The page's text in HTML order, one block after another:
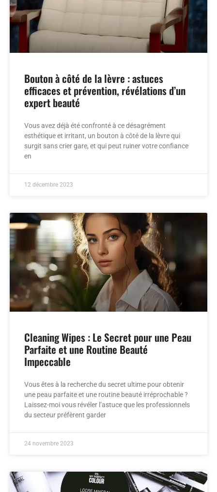
Bouton à côté de la lèvre : astuces
efficaces et prévention, révélations d’un
expert beauté
Vous avez déjà été confronté à ce désagrément
esthétique et irritant, un bouton à côté de la lèvre qui
surgit sans crier gare, et qui peut ruiner votre confiance
en
12 décembre 2023
Cleaning Wipes : Le Secret pour une Peau
Parfaite et une Routine Beauté
Impeccable
Vous êtes à la recherche du secret ultime pour obtenir
une peau parfaite et une routine beauté irréprochable ?
Laissez-moi vous révéler l’astuce que les professionnels
du secteur préfèrent garder
24 novembre 2023